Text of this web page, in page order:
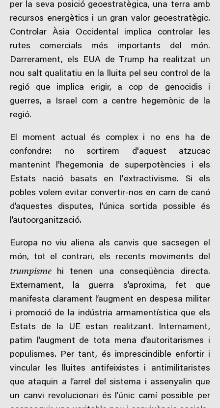
per la seva posició geoestratègica, una terra amb
recursos energètics i un gran valor geoestratègic.
Controlar Àsia Occidental implica controlar les
rutes comercials més importants del món.
Darrerament, els EUA de Trump ha realitzat un
nou salt qualitatiu en la lluita pel seu control de la
regió que implica erigir, a cop de genocidis i
guerres, a Israel com a centre hegemònic de la
regió.
El moment actual és complex i no ens ha de
confondre: no sortirem d'aquest atzucac
mantenint l'hegemonia de superpotències i els
Estats nació basats en l'extractivisme. Si els
pobles volem evitar convertir-nos en carn de canó
d’aquestes disputes, l’única sortida possible és
l’autoorganització.
Europa no viu aliena als canvis que sacsegen el
món, tot el contrari, els recents moviments del
trumpisme
hi tenen una conseqüència directa.
Externament, la guerra s’aproxima, fet que
manifesta clarament l’augment en despesa militar
i promoció de la indústria armamentística que els
Estats de la UE estan realitzant. Internament,
patim l’augment de tota mena d’autoritarismes i
populismes. Per tant, és imprescindible enfortir i
vincular les lluites antifeixistes i antimilitaristes
que ataquin a l’arrel del sistema i assenyalin que
un canvi revolucionari és l’únic camí possible per